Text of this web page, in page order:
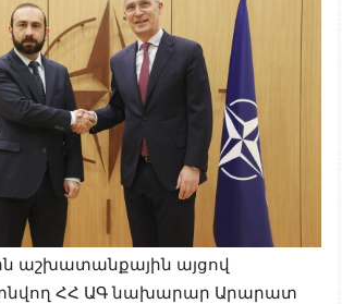
աշխատանքային այցով
գտնվող ՀՀ ԱԳ նախարար Արարատ